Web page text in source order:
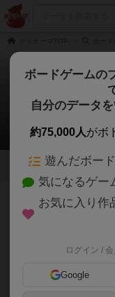
3
829名 0名
新大陸を開拓する
駅を建てて開拓しよ
ボードゲームの
自分のデータ
約75,000人がボ
遊んだボー
気になるゲー
お気に入り作
ログイン /
Google